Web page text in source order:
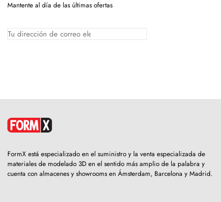
Mantente al día de las últimas ofertas
FormX está especializado en el suministro y la venta especializada de
materiales de modelado 3D en el sentido más amplio de la palabra y
cuenta con almacenes y showrooms en Ámsterdam, Barcelona y Madrid.